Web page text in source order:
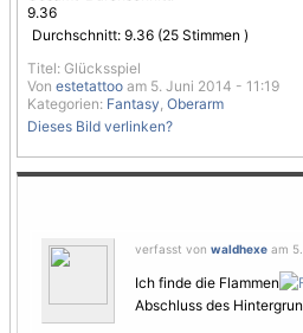
9.36
Durchschnitt: 9.36 (25 Stimmen )
Titel: Glücksspiel
Von estetattoo am 5. Juni 2014 - 11:19
Kategorien: Fantasy, Oberarm
Dieses Bild verlinken?
verfasst von waldhexe am
Ich finde die Flammen
Abschluss des